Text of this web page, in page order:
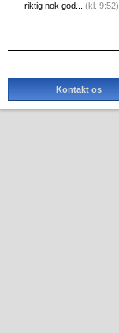
riktig nok god... (kl. 9:52)
Kontakt os